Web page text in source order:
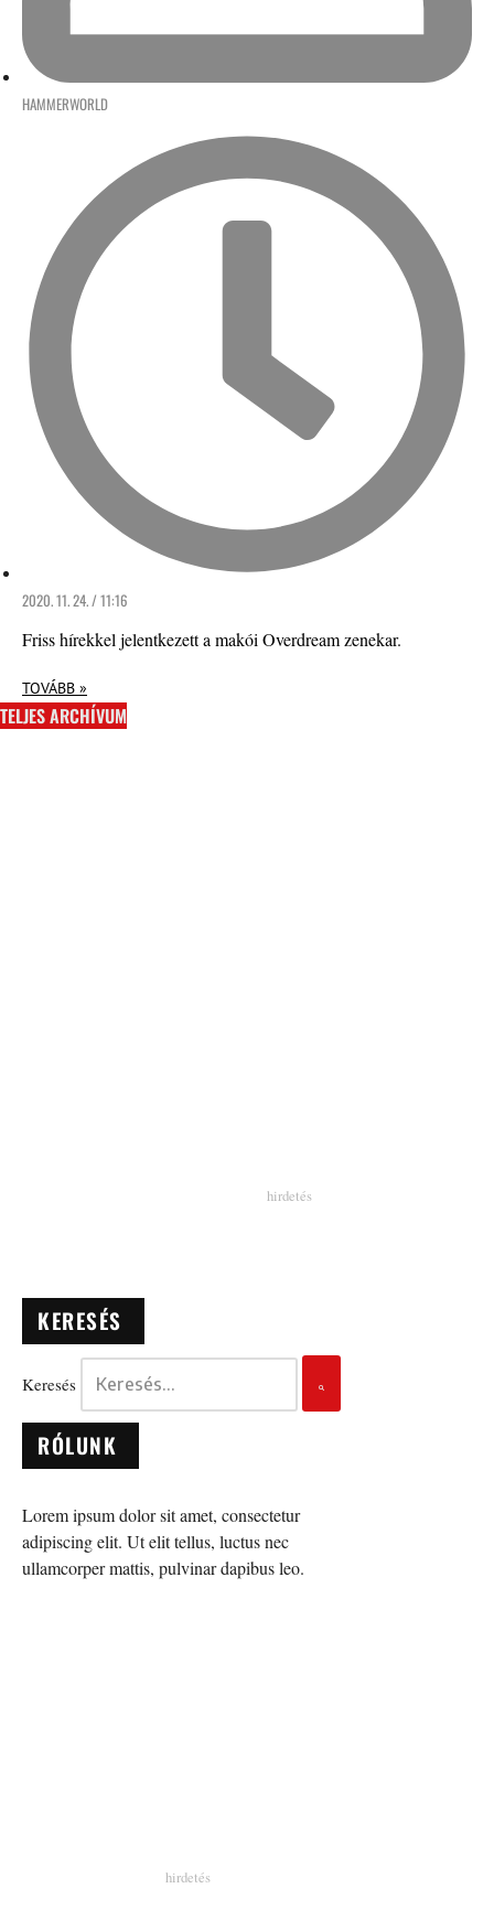
HAMMERWORLD
2020. 11. 24. / 11:16
Friss hírekkel jelentkezett a makói Overdream zenekar.
TOVÁBB »
TELJES ARCHÍVUM
KERESÉS
Keresés
RÓLUNK
Lorem ipsum dolor sit amet, consectetur
adipiscing elit. Ut elit tellus, luctus nec
ullamcorper mattis, pulvinar dapibus leo.